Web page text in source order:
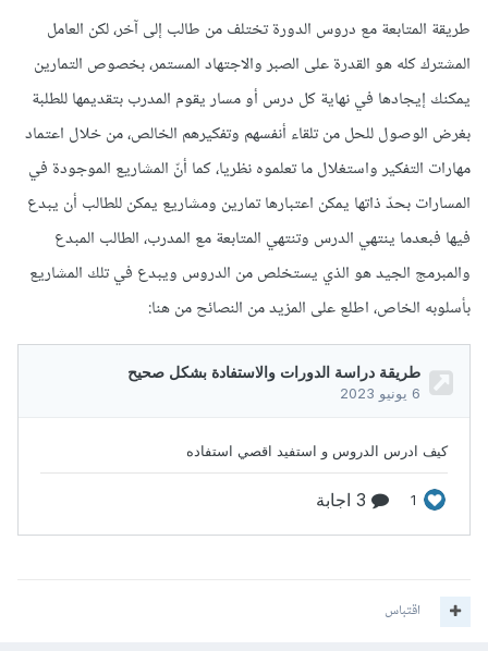
طريقة المتابعة مع دروس الدورة تختلف من طالب إلى آخر، لكن العامل
المشترك كله هو القدرة على الصبر والاجتهاد المستمر، بخصوص التمارين
يمكنك إيجادها في نهاية كل درس أو مسار يقوم المدرب بتقديمها للطلبة
بغرض الوصول للحل من تلقاء أنفسهم وتفكيرهم الخالص، من خلال اعتماد
مهارات التفكير واستغلال ما تعلموه نظريا، كما أنّ المشاريع الموجودة في
المسارات بحدّ ذاتها يمكن اعتبارها تمارين ومشاريع يمكن للطالب أن يبدع
فيها فبعدما ينتهي الدرس وتنتهي المتابعة مع المدرب، الطالب المبدع
والمبرمج الجيد هو الذي يستخلص من الدروس ويبدع في تلك المشاريع
بأسلوبه الخاص، اطلع على المزيد من النصائح من هنا:
اقتباس